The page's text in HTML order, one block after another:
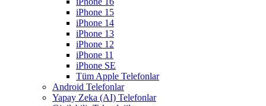
iPhone 15
iPhone 14
iPhone 13
iPhone 12
iPhone 11
iPhone SE
Tüm Apple Telefonlar
Android Telefonlar
Yapay Zeka (AI) Telefonlar